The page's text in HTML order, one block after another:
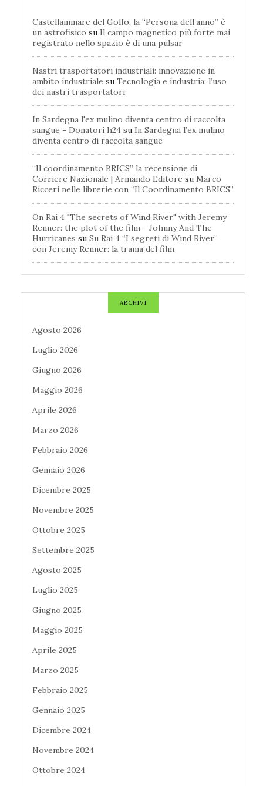
Castellammare del Golfo, la “Persona dell’anno” è
un astrofisico su Il campo magnetico più forte mai
registrato nello spazio è di una pulsar
Nastri trasportatori industriali: innovazione in
ambito industriale su Tecnologia e industria: l’uso
dei nastri trasportatori
In Sardegna l'ex mulino diventa centro di raccolta
sangue - Donatori h24 su In Sardegna l’ex mulino
diventa centro di raccolta sangue
“Il coordinamento BRICS” la recensione di
Corriere Nazionale | Armando Editore su Marco
Ricceri nelle librerie con “Il Coordinamento BRICS”
On Rai 4 "The secrets of Wind River" with Jeremy
Renner: the plot of the film - Johnny And The
Hurricanes su Su Rai 4 “I segreti di Wind River”
con Jeremy Renner: la trama del film
ARCHIVI
Agosto 2026
Luglio 2026
Giugno 2026
Maggio 2026
Aprile 2026
Marzo 2026
Febbraio 2026
Gennaio 2026
Dicembre 2025
Novembre 2025
Ottobre 2025
Settembre 2025
Agosto 2025
Luglio 2025
Giugno 2025
Maggio 2025
Aprile 2025
Marzo 2025
Febbraio 2025
Gennaio 2025
Dicembre 2024
Novembre 2024
Ottobre 2024